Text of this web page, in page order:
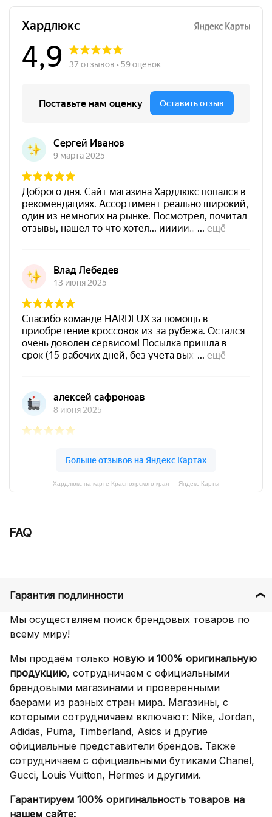
Хардлюкс на карте Красноярского края — Яндекс Карты
FAQ
Гарантия подлинности
Мы осуществляем поиск брендовых товаров по
всему миру!
Мы продаём только новую и 100% оригинальную
продукцию, сотрудничаем с официальными
брендовыми магазинами и проверенными
баерами из разных стран мира. Магазины, с
которыми сотрудничаем включают: Nike, Jordan,
Adidas, Puma, Timberland, Asics и другие
официальные представители брендов. Также
сотрудничаем с официальными бутиками Chanel,
Gucci, Louis Vuitton, Hermes и другими.
Гарантируем 100% оригинальность товаров на
нашем сайте: